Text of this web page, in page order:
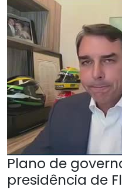
Plano de
presidência de